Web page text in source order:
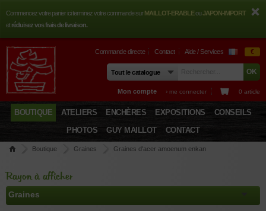
Commencez votre panier ici terminez votre commande surMAILLOT-ERABLEouJAPON-IMPORT
etréduisez vos frais de livraison.
Commande directe Contact Aide / Services €
Mon compte › me connecter 0 article
BOUTIQUE ATELIERS ENCHÈRES EXPOSITIONS
CONSEILS
PHOTOS
GUY MAILLOT CONTACT
Boutique Graines Graines d'acer amoenum enkan
Rayon à afficher